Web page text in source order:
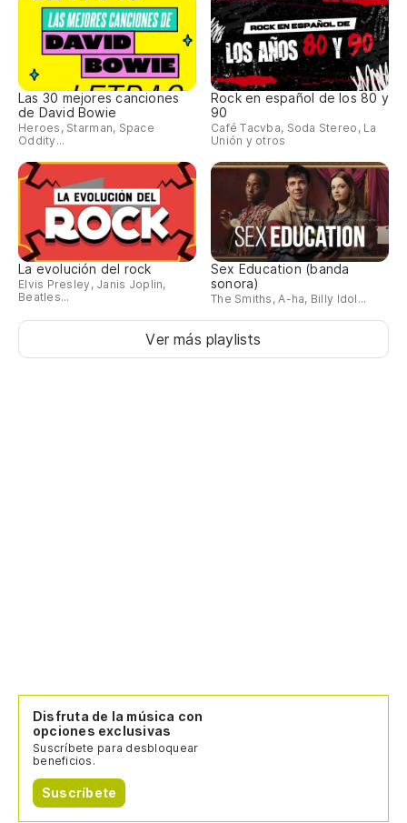
Las 30 mejores canciones
de David Bowie
Heroes, Starman, Space
Oddity...
Rock en español de los 80 y
90
Café Tacvba, Soda Stereo, La
Unión y otros
La evolución del rock
Elvis Presley, Janis Joplin,
Beatles...
Sex Education (banda
sonora)
The Smiths, A-ha, Billy Idol...
Ver más playlists
Disfruta de la música con
opciones exclusivas
Suscríbete para desbloquear
beneficios.
Suscríbete